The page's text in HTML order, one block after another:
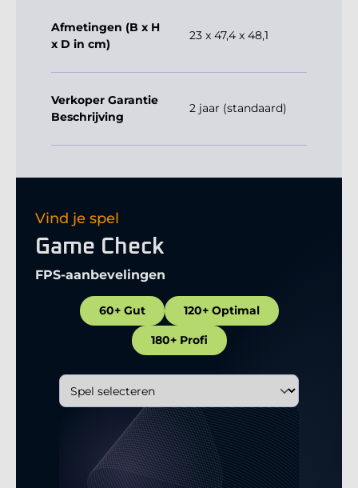
Afmetingen (B x H
x D in cm)
23 x 47,4 x 48,1
Verkoper Garantie
Beschrijving
2 jaar (standaard)
Vind je spel
Game Check
FPS-aanbevelingen
60+ Gut 120+ Optimal
180+ Profi